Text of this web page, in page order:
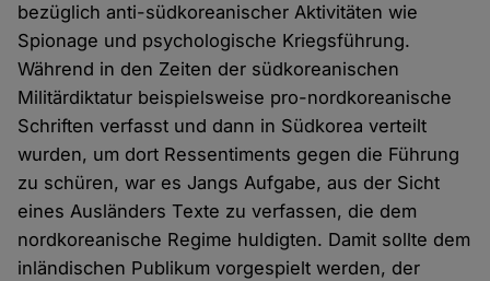
bezüglich anti-südkoreanischer Aktivitäten wie
Spionage und psychologische Kriegsführung.
Während in den Zeiten der südkoreanischen
Militärdiktatur beispielsweise pro-nordkoreanische
Schriften verfasst und dann in Südkorea verteilt
wurden, um dort Ressentiments gegen die Führung
zu schüren, war es Jangs Aufgabe, aus der Sicht
eines Ausländers Texte zu verfassen, die dem
nordkoreanische Regime huldigten. Damit sollte dem
inländischen Publikum vorgespielt werden, der